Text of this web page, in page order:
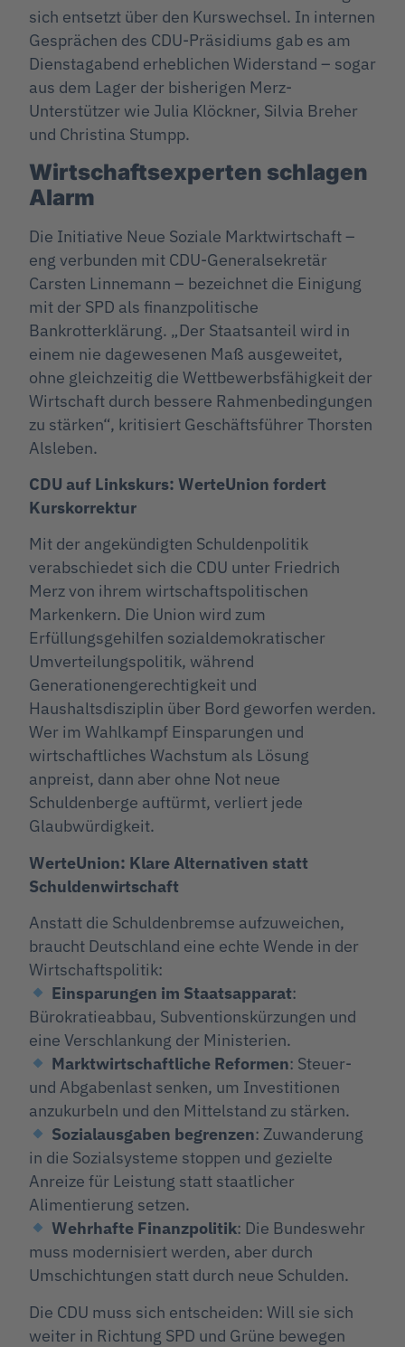
sich entsetzt über den Kurswechsel. In internen
Gesprächen des CDU-Präsidiums gab es am
Dienstagabend erheblichen Widerstand – sogar
aus dem Lager der bisherigen Merz-
Unterstützer wie Julia Klöckner, Silvia Breher
und Christina Stumpp.
Wirtschaftsexperten schlagen
Alarm
Die Initiative Neue Soziale Marktwirtschaft –
eng verbunden mit CDU-Generalsekretär
Carsten Linnemann – bezeichnet die Einigung
mit der SPD als finanzpolitische
Bankrotterklärung. „Der Staatsanteil wird in
einem nie dagewesenen Maß ausgeweitet,
ohne gleichzeitig die Wettbewerbsfähigkeit der
Wirtschaft durch bessere Rahmenbedingungen
zu stärken“, kritisiert Geschäftsführer Thorsten
Alsleben.
CDU auf Linkskurs: WerteUnion fordert
Kurskorrektur
Mit der angekündigten Schuldenpolitik
verabschiedet sich die CDU unter Friedrich
Merz von ihrem wirtschaftspolitischen
Markenkern. Die Union wird zum
Erfüllungsgehilfen sozialdemokratischer
Umverteilungspolitik, während
Generationengerechtigkeit und
Haushaltsdisziplin über Bord geworfen werden.
Wer im Wahlkampf Einsparungen und
wirtschaftliches Wachstum als Lösung
anpreist, dann aber ohne Not neue
Schuldenberge auftürmt, verliert jede
Glaubwürdigkeit.
WerteUnion: Klare Alternativen statt
Schuldenwirtschaft
Anstatt die Schuldenbremse aufzuweichen,
braucht Deutschland eine echte Wende in der
Wirtschaftspolitik:
Einsparungen im Staatsapparat:
Bürokratieabbau, Subventionskürzungen und
eine Verschlankung der Ministerien.
Marktwirtschaftliche Reformen: Steuer-
und Abgabenlast senken, um Investitionen
anzukurbeln und den Mittelstand zu stärken.
Sozialausgaben begrenzen: Zuwanderung
in die Sozialsysteme stoppen und gezielte
Anreize für Leistung statt staatlicher
Alimentierung setzen.
Wehrhafte Finanzpolitik: Die Bundeswehr
muss modernisiert werden, aber durch
Umschichtungen statt durch neue Schulden.
Die CDU muss sich entscheiden: Will sie sich
weiter in Richtung SPD und Grüne bewegen